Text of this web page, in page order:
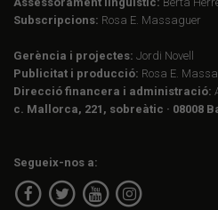
Subscripcions: Rosa E. Massaguer
Gerència i projectes: Jordi Novell
Publicitat i producció: Rosa E.
Direcció financera i administració:
c. Mallorca, 221, sobreàtic · 08008
Segueix-nos a: